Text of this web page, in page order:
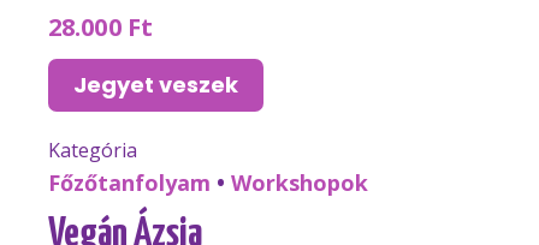
28.000 Ft
Jegyet veszek
Kategória
Főzőtanfolyam • Workshopok
Vegán Ázsia